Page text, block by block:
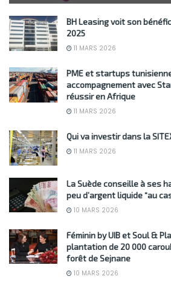
BH Leasing voit son
2025
11 MARS 2026
PME et startups
accompagnement avec
réussir en Afrique
11 MARS 2026
Qui va investir dans la
11 MARS 2026
La Suède conseille à ses
peu d’argent liquide “au
10 MARS 2026
Féminin by UIB et Soul &
plantation de 20 000
forêt de Sejnane
10 MARS 2026